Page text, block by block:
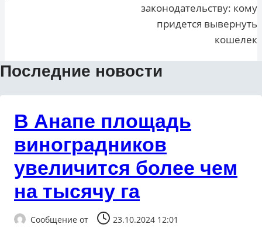
законодательству: кому
придется вывернуть
кошелек
Последние новости
В Анапе площадь
виноградников
увеличится более чем
на тысячу га
Сообщение от 23.10.2024 12:01